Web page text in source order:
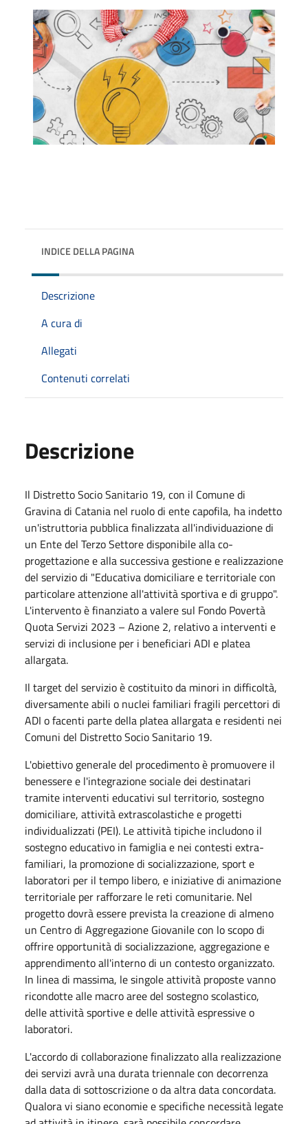
INDICE DELLA PAGINA
Descrizione
A cura di
Allegati
Contenuti correlati
Descrizione
Il Distretto Socio Sanitario 19, con il Comune di
Gravina di Catania nel ruolo di ente capofila, ha indetto
un'istruttoria pubblica finalizzata all'individuazione di
un Ente del Terzo Settore disponibile alla co-
progettazione e alla successiva gestione e realizzazione
del servizio di "Educativa domiciliare e territoriale con
particolare attenzione all'attività sportiva e di gruppo".
L'intervento è finanziato a valere sul Fondo Povertà
Quota Servizi 2023 – Azione 2, relativo a interventi e
servizi di inclusione per i beneficiari ADI e platea
allargata.
Il target del servizio è costituito da minori in difficoltà,
diversamente abili o nuclei familiari fragili percettori di
ADI o facenti parte della platea allargata e residenti nei
Comuni del Distretto Socio Sanitario 19.
L'obiettivo generale del procedimento è promuovere il
benessere e l'integrazione sociale dei destinatari
tramite interventi educativi sul territorio, sostegno
domiciliare, attività extrascolastiche e progetti
individualizzati (PEI). Le attività tipiche includono il
sostegno educativo in famiglia e nei contesti extra-
familiari, la promozione di socializzazione, sport e
laboratori per il tempo libero, e iniziative di animazione
territoriale per rafforzare le reti comunitarie. Nel
progetto dovrà essere prevista la creazione di almeno
un Centro di Aggregazione Giovanile con lo scopo di
offrire opportunità di socializzazione, aggregazione e
apprendimento all'interno di un contesto organizzato.
In linea di massima, le singole attività proposte vanno
ricondotte alle macro aree del sostegno scolastico,
delle attività sportive e delle attività espressive o
laboratori.
L'accordo di collaborazione finalizzato alla realizzazione
dei servizi avrà una durata triennale con decorrenza
dalla data di sottoscrizione o da altra data concordata.
Qualora vi siano economie e specifiche necessità legate